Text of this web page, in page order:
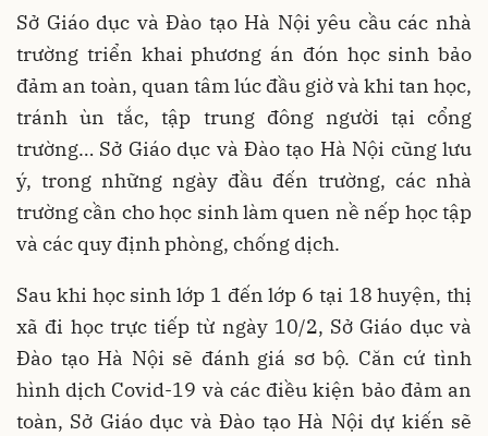
Sở Giáo dục và Đào tạo Hà Nội yêu cầu các nhà
trường triển khai phương án đón học sinh bảo
đảm an toàn, quan tâm lúc đầu giờ và khi tan học,
tránh ùn tắc, tập trung đông người tại cổng
trường… Sở Giáo dục và Đào tạo Hà Nội cũng lưu
ý, trong những ngày đầu đến trường, các nhà
trường cần cho học sinh làm quen nề nếp học tập
và các quy định phòng, chống dịch.
Sau khi học sinh lớp 1 đến lớp 6 tại 18 huyện, thị
xã đi học trực tiếp từ ngày 10/2, Sở Giáo dục và
Đào tạo Hà Nội sẽ đánh giá sơ bộ. Căn cứ tình
hình dịch Covid-19 và các điều kiện bảo đảm an
toàn, Sở Giáo dục và Đào tạo Hà Nội dự kiến sẽ